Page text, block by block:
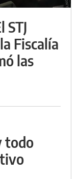
Fiscalía
las
todo